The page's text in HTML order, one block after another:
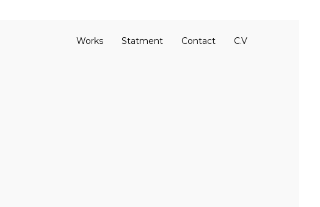
Works Statment Contact C.V